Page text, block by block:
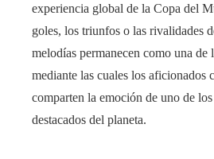
experiencia global de la Copa del
goles, los triunfos o las rivalidades
melodías permanecen como una de
mediante las cuales los aficionados
comparten la emoción de uno de
destacados del planeta.